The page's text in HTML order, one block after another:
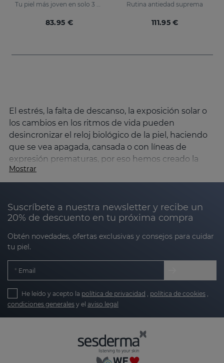
Tu piel más joven en solo 3 pasos
83.95 €
Rutina antiedad suprema
111.95 €
El estrés, la falta de descanso, la exposición solar o
los cambios en los ritmos de vida pueden
desincronizar el reloj biológico de la piel, haciendo
que se vea apagada, cansada o con líneas de
expresión prematuras, por eso hemos creado la
línea SESGEN 32.
indicada?
Basada en lacronocosméticay en la activación de
ritmos circadianos, SESGEN 32 está especialmente
indicada para
del envejecimiento
pieles que empiezan a notar:
Primeras arrugas y líneas de expresión.
Falta de luminosidad o aspecto cansado.
Pérdida de firmeza y elasticidad.
Mostrar
Suscríbete a nuestra newsletter y recibe un
20% de descuento en tu próxima compra
Obtén novedades, ofertas exclusivas y consejos para cuidar
tu piel.
Email
He leído y acepto la política de privacidad , política de cookies ,
condiciones generales y el aviso legal